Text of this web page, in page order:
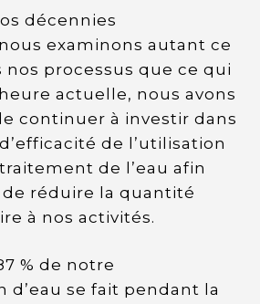
décennies
examinons autant ce
processus que ce qui
actuelle, nous avons
continuer à investir dans
de l’utilisation
de l’eau afin
réduire la quantité
à nos activités.
% de notre
d’eau se fait pendant la